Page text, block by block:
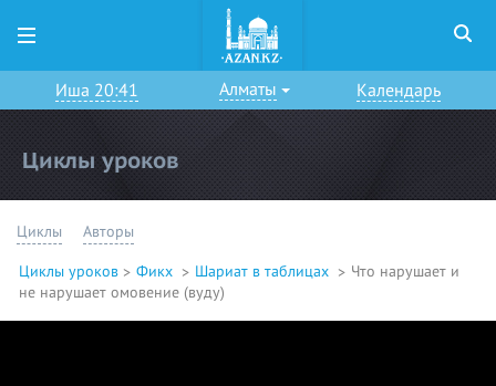
Иша 20:41 Алматы Календарь
Циклы уроков
Циклы Авторы
Циклы уроков Фикх Шариат в таблицах
Что нарушает и
не нарушает омовение (вуду)